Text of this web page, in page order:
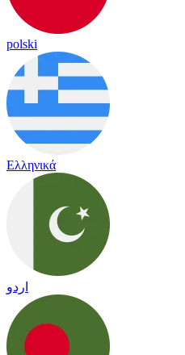
polski
Ελληνικά
اردو